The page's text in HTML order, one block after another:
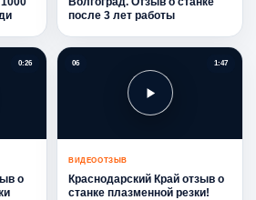
после 3 лет работы
0:26
о
06 1:47
ВИДЕООТЗЫВ
Краснодарский Край отзыв о
станке плазменной резки!